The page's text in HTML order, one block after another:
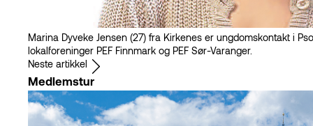
Marina Dyveke Jensen (27) fra Kirkenes er ungdomskontakt i
lokalforeninger PEF Finnmark og PEF Sør-Varanger.
Neste artikkel
Medlemstur